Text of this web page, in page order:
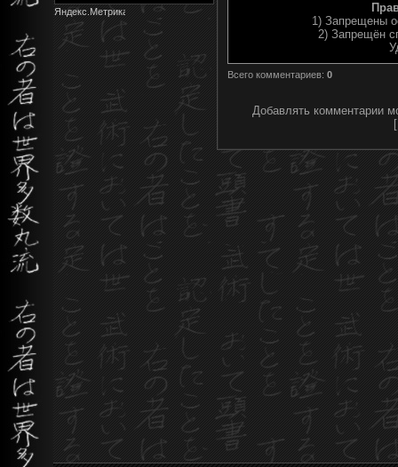
1) Запрещены
2) Запрещён
Всего комментариев: 0
Добавлять комментарии